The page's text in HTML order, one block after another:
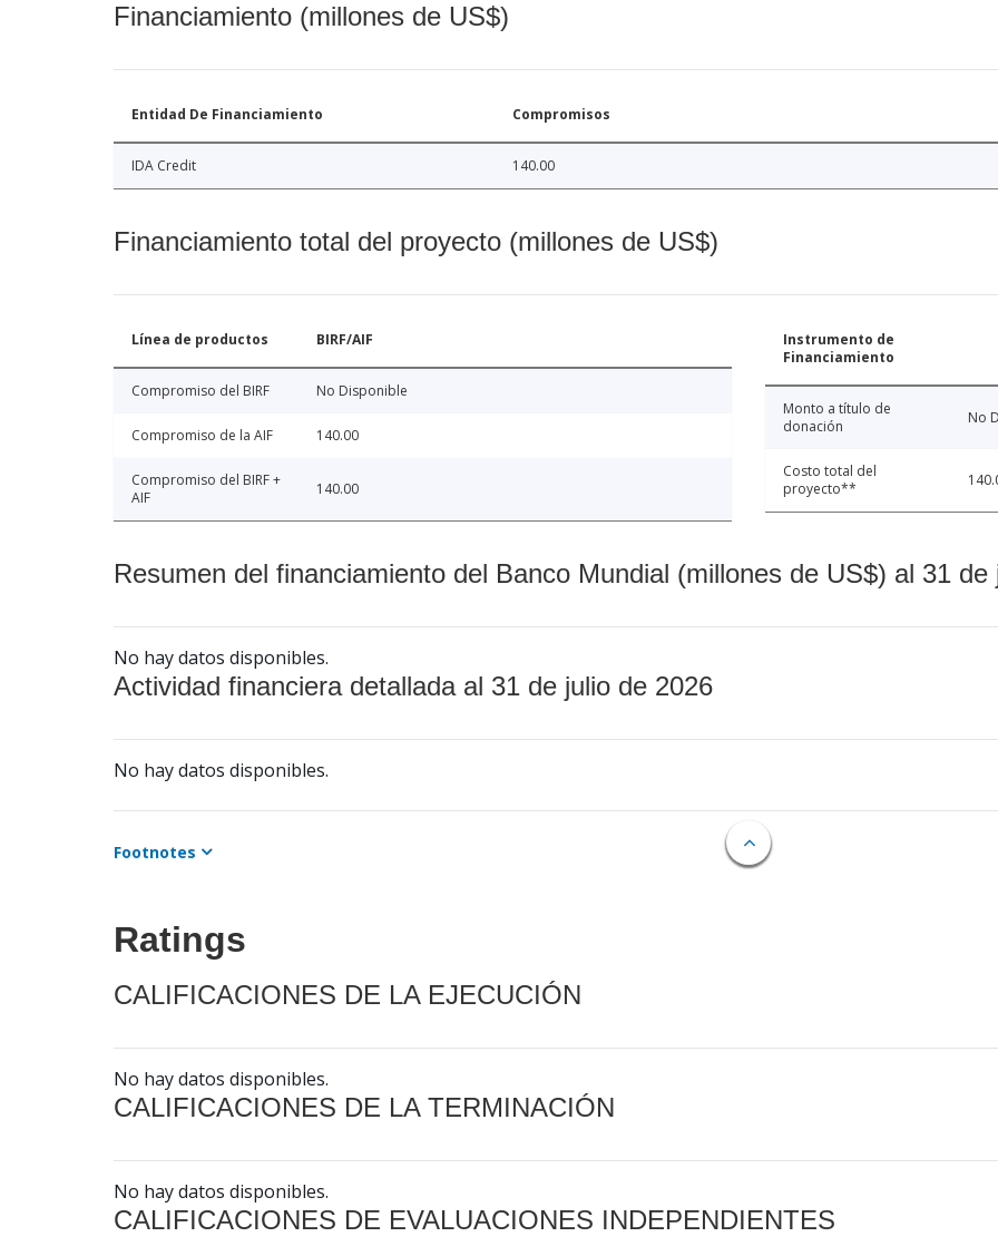
Financiamiento (millones de US$)
Entidad De Financiamiento Compromisos
IDA Credit 140.00
Financiamiento total del proyecto (millones de US$)
Línea de productos BIRF/AIF
Compromiso del BIRF No Disponible
Compromiso de la AIF 140.00
Compromiso del BIRF +
AIF
140.00
Instrumento de
Financiamiento
Monto a título de
donación
No
Costo total del
proyecto**
Resumen del financiamiento del Banco Mundial (millones de US$) al 31 de
No hay datos disponibles.
Actividad financiera detallada al 31 de julio de 2026
No hay datos disponibles.
Footnotes
Ratings
CALIFICACIONES DE LA EJECUCIÓN
No hay datos disponibles.
CALIFICACIONES DE LA TERMINACIÓN
No hay datos disponibles.
CALIFICACIONES DE EVALUACIONES INDEPENDIENTES